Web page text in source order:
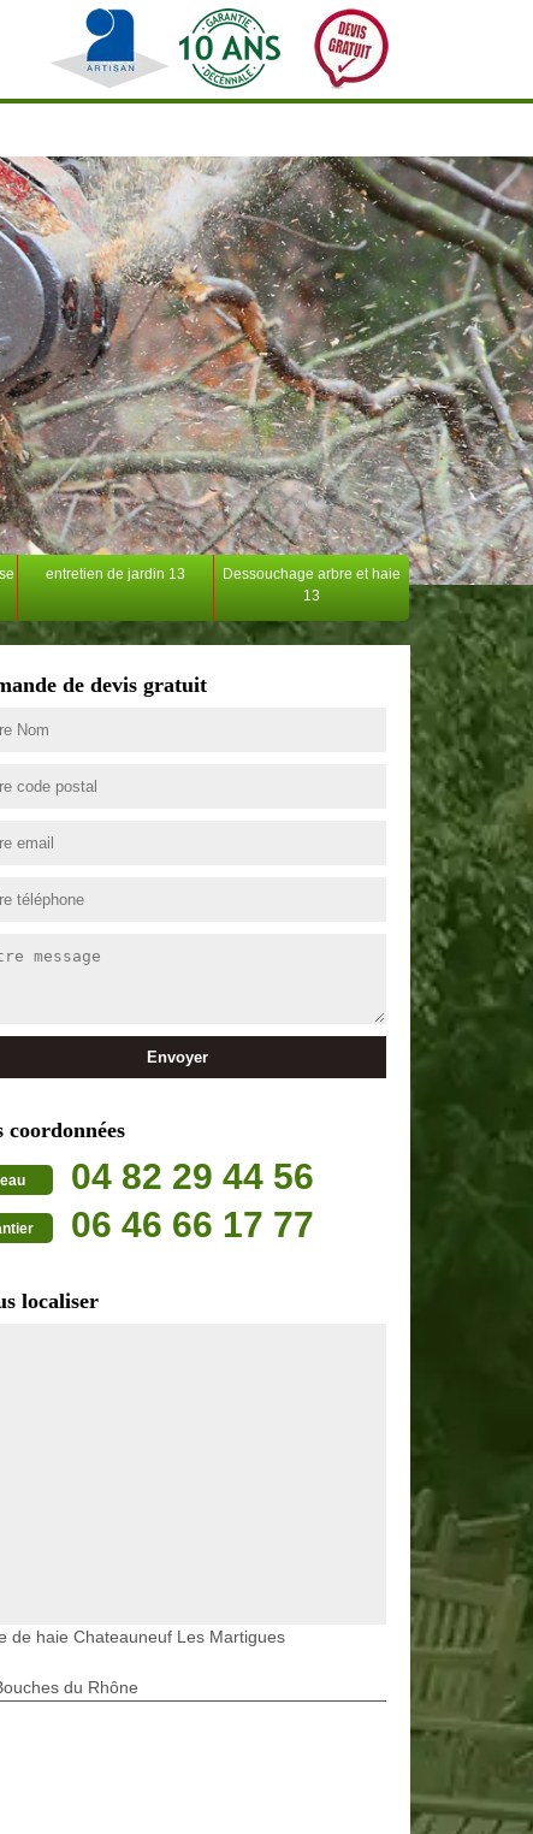
entretien de jardin 13
Dessouchage arbre et haie
13
de devis gratuit
coordonnées
04 82 29 44 56
06 46 66 17 77
localiser
de haie Chateauneuf Les Martigues
du Rhône